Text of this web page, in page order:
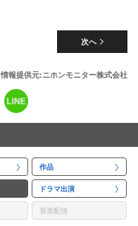
次へ
情報提供元:ニホンモニター株式会社
作品
ドラマ出演
音楽配信